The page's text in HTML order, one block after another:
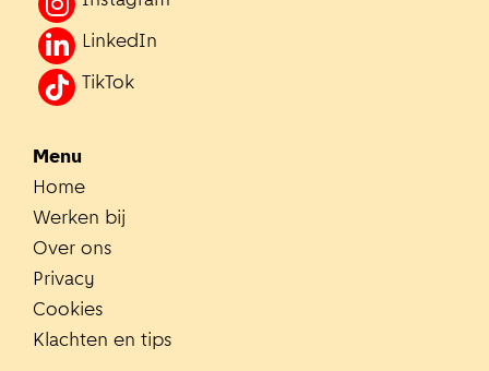
LinkedIn
TikTok
Menu
Home
Werken bij
Over ons
Privacy
Cookies
Klachten en tips